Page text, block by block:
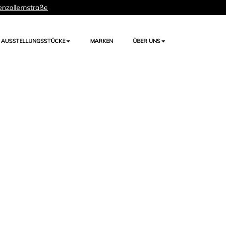
AUSSTELLUNGSSTÜCKE MARKEN ÜBER UNS